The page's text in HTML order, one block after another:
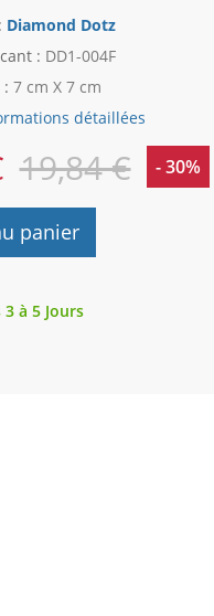
Diamond Dotz
: DD1-004F
7 cm X 7 cm
détaillées
19,84 € - 30%
panier
à 5 Jours